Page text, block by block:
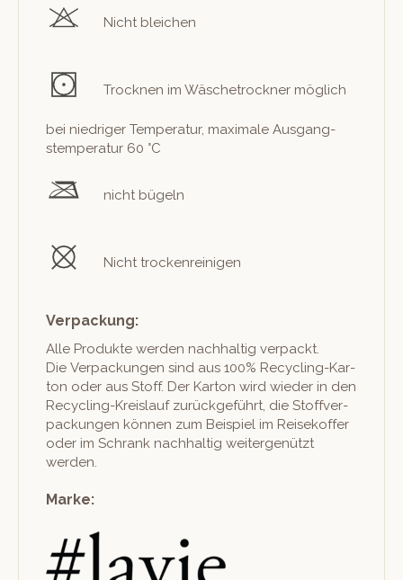
Nicht bleichen
Trock­nen im Wäschetrock­n­er möglich
bei niedriger Tem­per­atur, max­i­male Aus­gang­
stem­per­atur 60 °C
nicht bügeln
Nicht trockenreinigen
Verpackung:
Alle Pro­duk­te wer­den nach­haltig ver­packt.
Die Ver­pack­un­gen sind aus 100% Recy­cling-Kar­
ton oder aus Stoff. Der Kar­ton wird wieder in den
Recy­cling-Kreis­lauf zurück­ge­führt, die Stof­fver­
pack­un­gen kön­nen zum Beispiel im Reisekof­fer
oder im Schrank nach­haltig weit­er­genützt
werden.
Marke: